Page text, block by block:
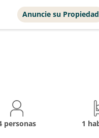
Anuncie su Propiedad
personas 1